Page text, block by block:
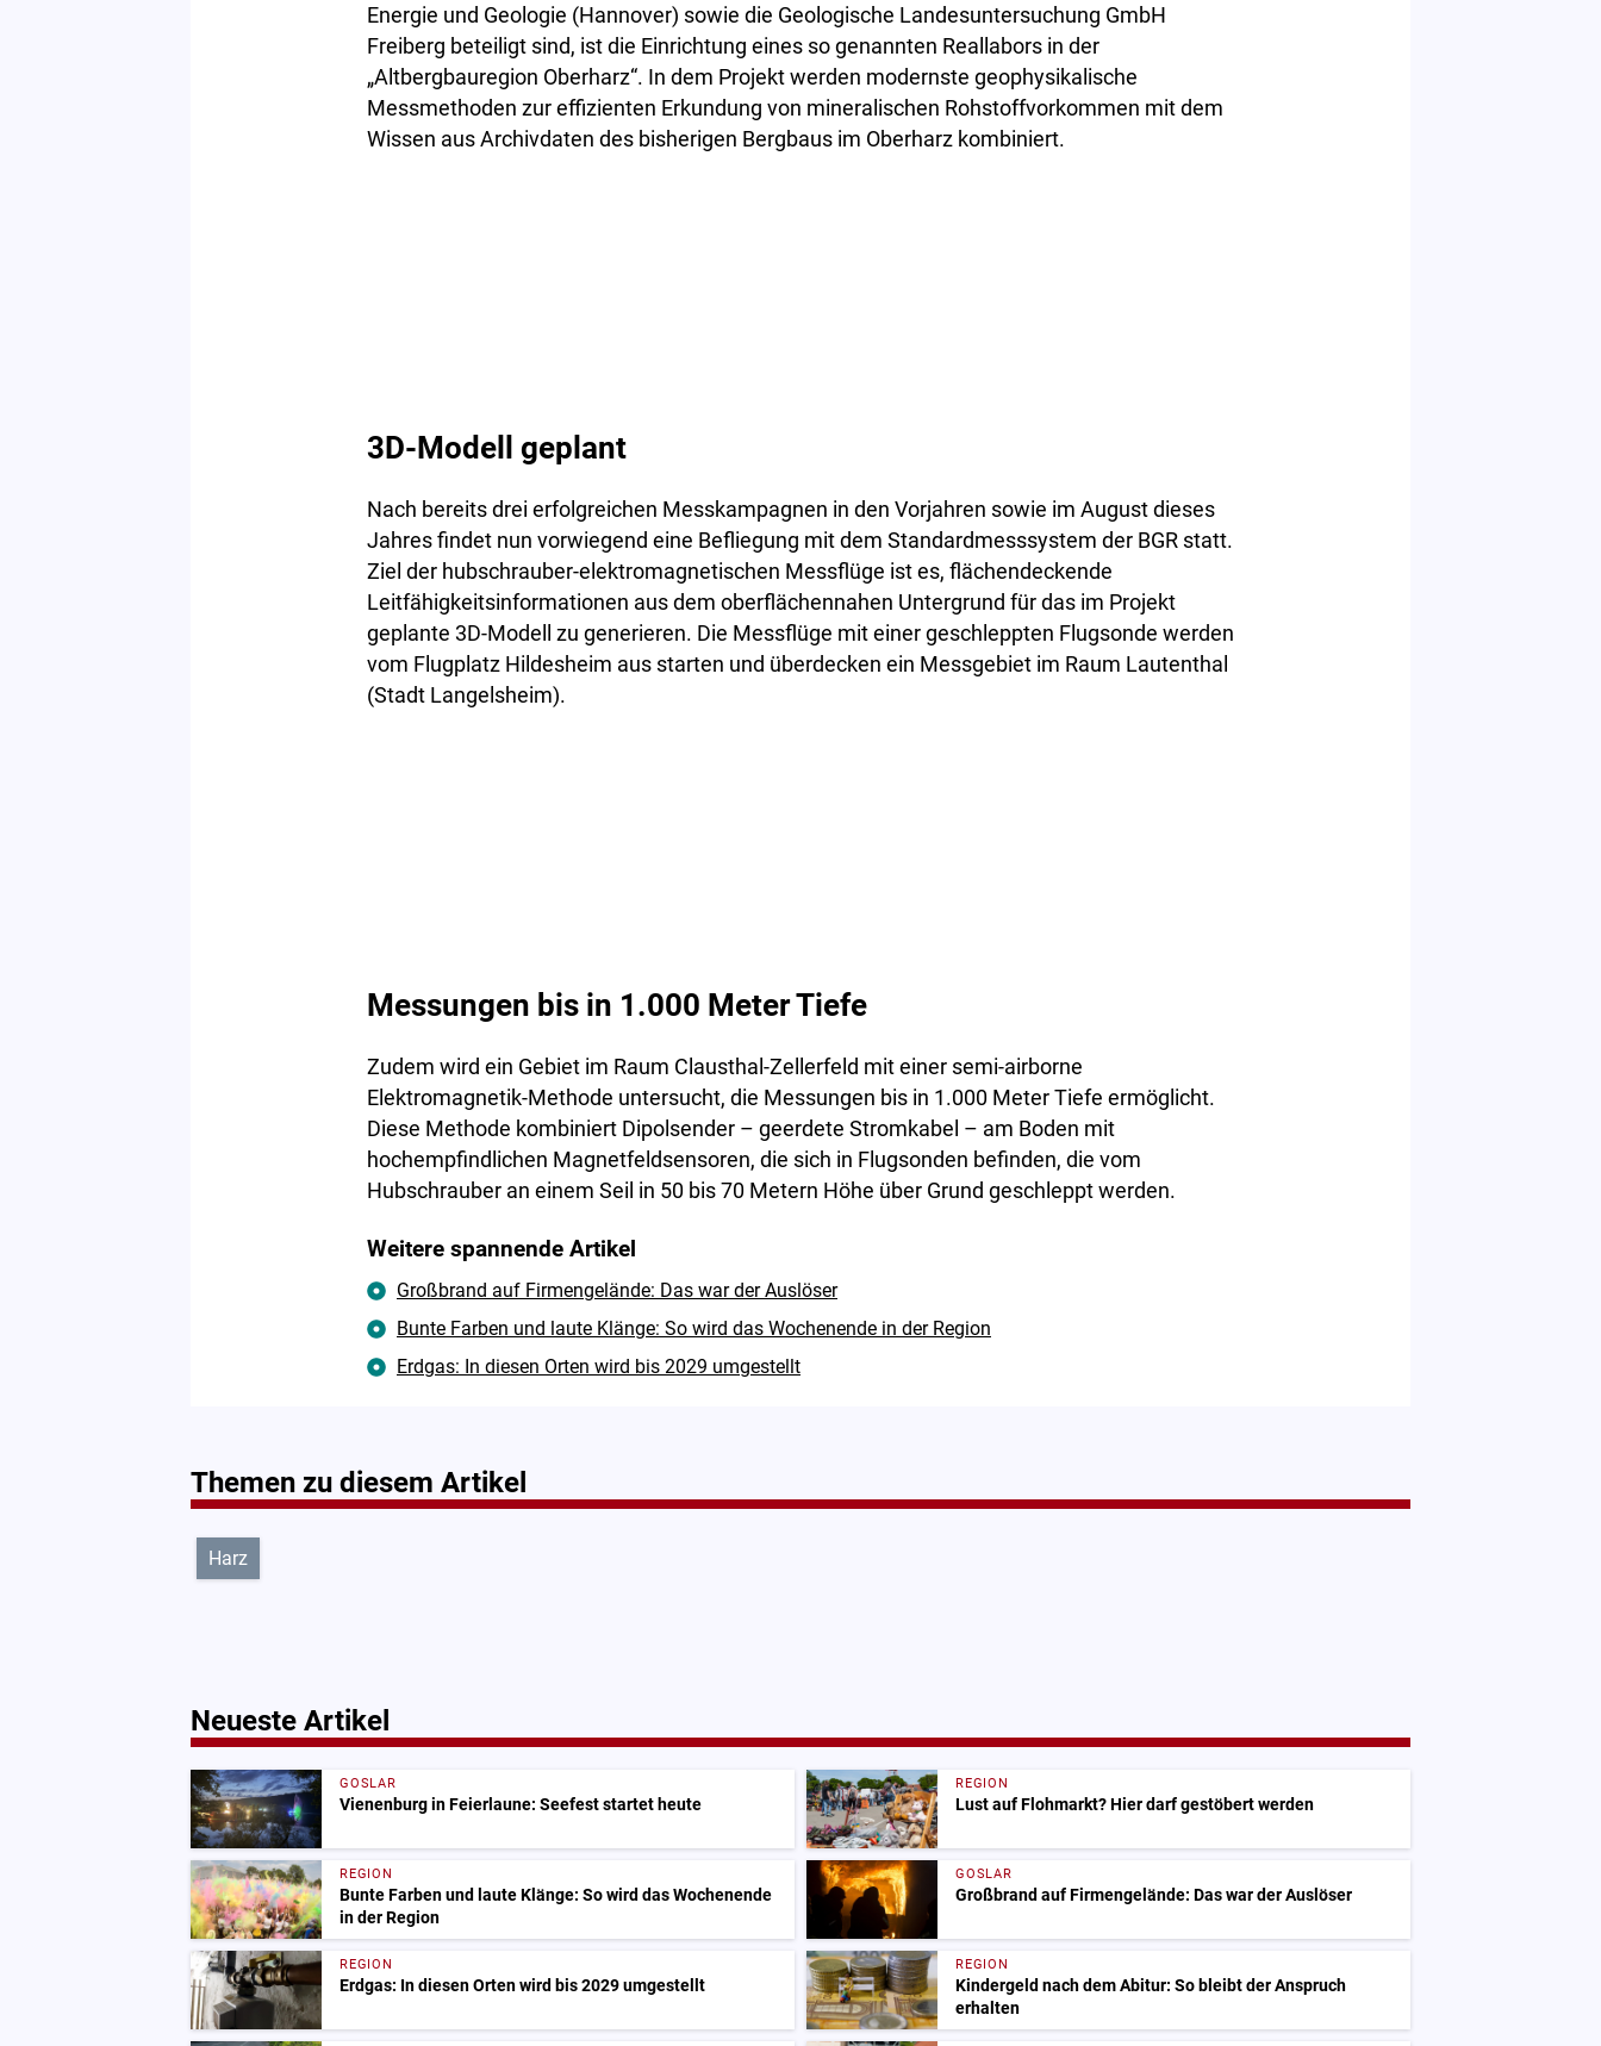
Energie und Geologie (Hannover) sowie die Geologische Landesuntersuchung GmbH
Freiberg beteiligt sind, ist die Einrichtung eines so genannten Reallabors in der
„Altbergbauregion Oberharz“. In dem Projekt werden modernste geophysikalische
Messmethoden zur effizienten Erkundung von mineralischen Rohstoffvorkommen mit dem
Wissen aus Archivdaten des bisherigen Bergbaus im Oberharz kombiniert.
3D-Modell geplant
Nach bereits drei erfolgreichen Messkampagnen in den Vorjahren sowie im August dieses
Jahres findet nun vorwiegend eine Befliegung mit dem Standardmesssystem der BGR statt.
Ziel der hubschrauber-elektromagnetischen Messflüge ist es, flächendeckende
Leitfähigkeitsinformationen aus dem oberflächennahen Untergrund für das im Projekt
geplante 3D-Modell zu generieren. Die Messflüge mit einer geschleppten Flugsonde werden
vom Flugplatz Hildesheim aus starten und überdecken ein Messgebiet im Raum Lautenthal
(Stadt Langelsheim).
Messungen bis in 1.000 Meter Tiefe
Zudem wird ein Gebiet im Raum Clausthal-Zellerfeld mit einer semi-airborne
Elektromagnetik-Methode untersucht, die Messungen bis in 1.000 Meter Tiefe ermöglicht.
Diese Methode kombiniert Dipolsender – geerdete Stromkabel – am Boden mit
hochempfindlichen Magnetfeldsensoren, die sich in Flugsonden befinden, die vom
Hubschrauber an einem Seil in 50 bis 70 Metern Höhe über Grund geschleppt werden.
Weitere spannende Artikel
Großbrand auf Firmengelände: Das war der Auslöser
Bunte Farben und laute Klänge: So wird das Wochenende in der Region
Erdgas: In diesen Orten wird bis 2029 umgestellt
Themen zu diesem Artikel
Harz
Neueste Artikel
GOSLAR
Vienenburg in Feierlaune: Seefest startet heute
REGION
Lust auf Flohmarkt? Hier darf gestöbert werden
REGION
Bunte Farben und laute Klänge: So wird das Wochenende
in der Region
GOSLAR
Großbrand auf Firmengelände: Das war der Auslöser
REGION
Erdgas: In diesen Orten wird bis 2029 umgestellt
REGION
Kindergeld nach dem Abitur: So bleibt der Anspruch
erhalten